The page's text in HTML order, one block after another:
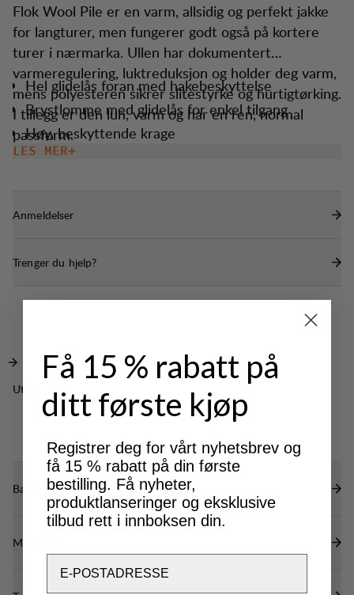
Flok Wool Pile er en varm, allsidig og perfekt jakke
for langturer, men fungerer godt også på kortere
turer i nærmarka. Ullen har dokumentert
varmeregulering, luktreduksjon og holder deg varm,
mens polyesteren sikrer slitestyrke og hurtigtørking.
I tillegg er den lun, varm og har en ren, normal
passform.
Hel glidelås foran med hakebeskyttelse
Brystlomme med glidelås for enkel tilgang
Høy, beskyttende krage
To håndlommer med glidelås
LES MER
Anmeldelser
Trenger du hjelp?
Utmerket for
CLASSIC
TREKKING
Bærekraftsegenskaper
Materialer
Få 15 % rabatt på
ditt første kjøp
Registrer deg for vårt nyhetsbrev og
få 15 % rabatt på din første
bestilling. Få nyheter,
produktlanseringer og eksklusive
tilbud rett i innboksen din.